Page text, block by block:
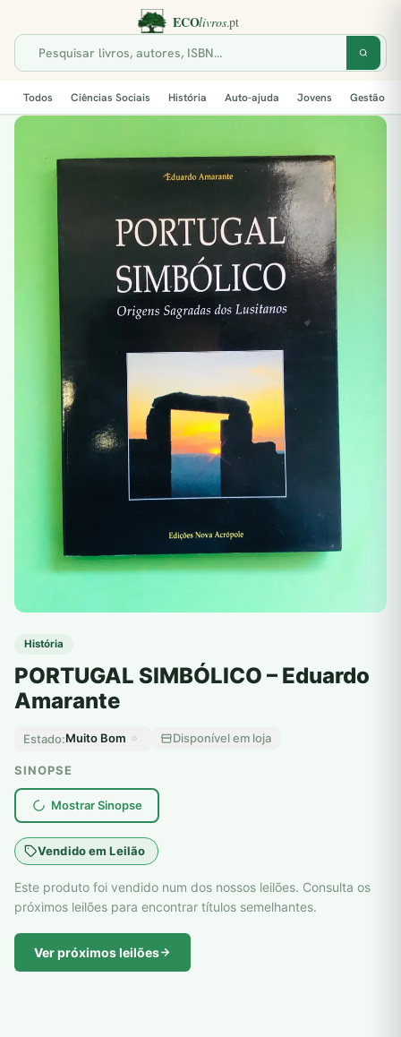
Todos Ciências Sociais História Auto-ajuda Jovens Gestão
História
PORTUGAL SIMBÓLICO – Eduardo
Amarante
Estado:Muito Bom Disponível em loja
SINOPSE
Mostrar Sinopse
Vendido em Leilão
Este produto foi vendido num dos nossos leilões. Consulta os
próximos leilões para encontrar títulos semelhantes.
Ver próximos leilões